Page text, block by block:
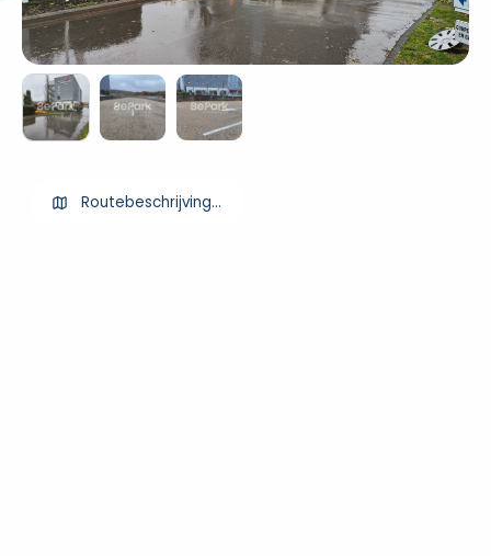
Routebeschrijving ophalen